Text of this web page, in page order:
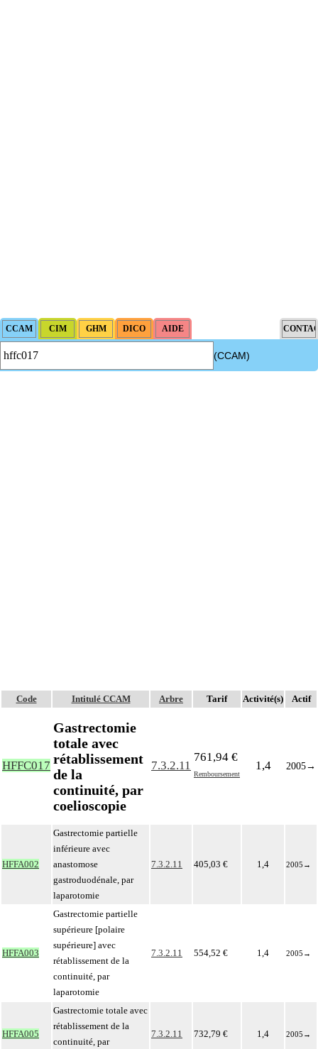
(CCAM)
Code Intitulé CCAM Arbre Tarif Activité(s) Actif
HFFC017
Gastrectomie
totale avec
rétablissement
de la
continuité, par
coelioscopie
7.3.2.11
761,94 €
Remboursement
1,4 2005→
HFFA002
Gastrectomie partielle
inférieure avec
anastomose
gastroduodénale, par
laparotomie
7.3.2.11 405,03 € 1,4 2005 →
HFFA003
Gastrectomie partielle
supérieure [polaire
supérieure] avec
rétablissement de la
continuité, par
laparotomie
7.3.2.11 554,52 € 1,4 2005 →
HFFA005
Gastrectomie totale avec
rétablissement de la
continuité, par
7.3.2.11 732,79 € 1,4 2005 →